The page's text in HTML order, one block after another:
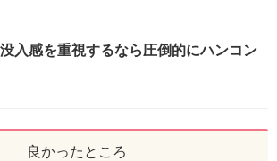
入感を重視するなら圧倒的にハンコン
良かったところ